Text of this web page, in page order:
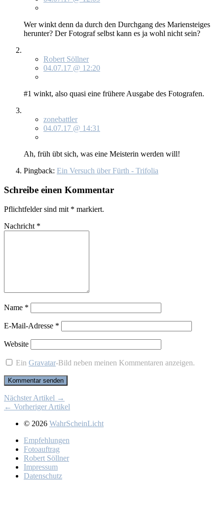
Wer winkt denn da durch den Durch­gang des Ma­ri­en­stei­ges
her­un­ter? Der Fo­to­graf selbst kann es ja wohl nicht sein?
Robert Söllner
04.07.17 @ 12:20
#1 winkt, al­so qua­si ei­ne frü­he­re Aus­ga­be des Fo­to­gra­fen.
zonebattler
04.07.17 @ 14:31
Ah, früh übt sich, was ei­ne Meis­te­rin wer­den will!
Pingback: Ein Versuch über Fürth - Trifolia
Schreibe einen Kommentar
Pflichtfelder sind mit * markiert.
Nachricht *
Name *
E-Mail-Adresse *
Website
EinGravatar-Bild neben meinen Kommentaren anzeigen.
Nächster Artikel →
← Vorheriger Artikel
© 2026 WahrScheinLicht
Emp­feh­lun­gen
Fo­to­auf­trag
Ro­bert Söll­ner
Im­pres­sum
Da­ten­schutz